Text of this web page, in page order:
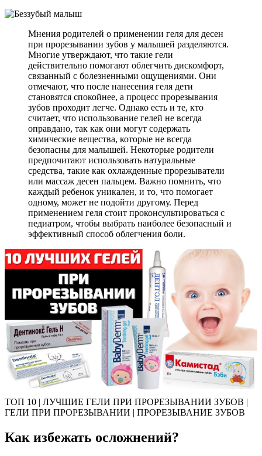
Мнения родителей о применении геля для десен
при прорезывании зубов у малышей разделяются.
Многие утверждают, что такие гели
действительно помогают облегчить дискомфорт,
связанный с болезненными ощущениями. Они
отмечают, что после нанесения геля дети
становятся спокойнее, а процесс прорезывания
зубов проходит легче. Однако есть и те, кто
считает, что использование гелей не всегда
оправдано, так как они могут содержать
химические вещества, которые не всегда
безопасны для малышей. Некоторые родители
предпочитают использовать натуральные
средства, такие как охлажденные прорезыватели
или массаж десен пальцем. Важно помнить, что
каждый ребенок уникален, и то, что помогает
одному, может не подойти другому. Перед
применением геля стоит проконсультироваться с
педиатром, чтобы выбрать наиболее безопасный и
эффективный способ облегчения боли.
ТОП 10 | ЛУЧШИЕ ГЕЛИ ПРИ ПРОРЕЗЫВАНИИ ЗУБОВ |
ГЕЛИ ПРИ ПРОРЕЗЫВАНИИ | ПРОРЕЗЫВАНИЕ ЗУБОВ
Как избежать осложнений?